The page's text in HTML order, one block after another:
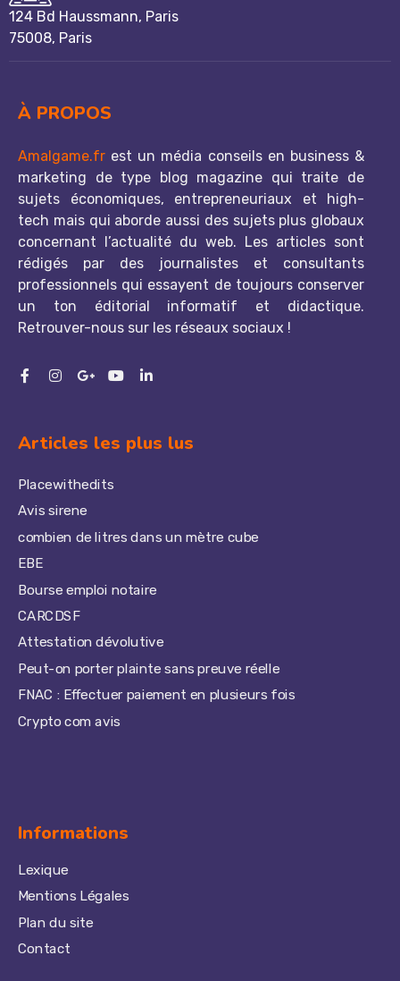
124 Bd Haussmann, Paris
75008, Paris
À PROPOS
Amalgame.fr est un média conseils en business &
marketing de type blog magazine qui traite de
sujets économiques, entrepreneuriaux et high-
tech mais qui aborde aussi des sujets plus globaux
concernant l’actualité du web. Les articles sont
rédigés par des journalistes et consultants
professionnels qui essayent de toujours conserver
un ton éditorial informatif et didactique.
Retrouver-nous sur les réseaux sociaux !
Articles les plus lus
Placewithedits
Avis sirene
combien de litres dans un mètre cube
EBE
Bourse emploi notaire
CARCDSF
Attestation dévolutive
Peut-on porter plainte sans preuve réelle
FNAC : Effectuer paiement en plusieurs fois
Crypto com avis
Informations
Lexique
Mentions Légales
Plan du site
Contact